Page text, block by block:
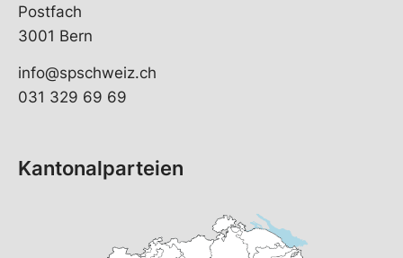
Postfach
3001 Bern
info@spschweiz.ch
031 329 69 69
Kantonalparteien